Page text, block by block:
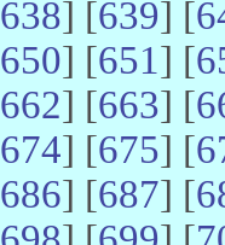
638] [639] [
650] [651] [
662] [663] [
674] [675] [
686] [687] [